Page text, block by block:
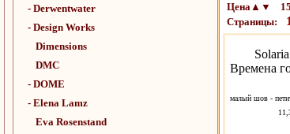
- Derwentwater
- Design Works
Dimensions
DMC
- DOME
- Elena Lamz
Eva Rosenstand
Цена▲▼ 15
Страницы:
Времена
малый шов -